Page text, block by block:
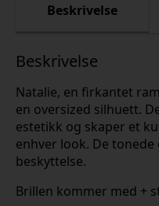
Beskrivelse
Beskrivelse
Natalie, en firkantet
en oversized silhuett.
estetikk og skaper et
enhver look. De tonede
beskyttelse.
Brillen kommer med +